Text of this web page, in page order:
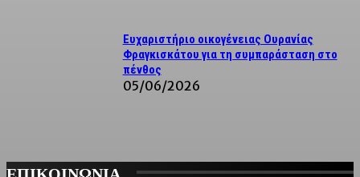
Ευχαριστήριο οικογένειας Ουρανίας
Φραγκισκάτου για τη συμπαράσταση στο
πένθος
05/06/2026